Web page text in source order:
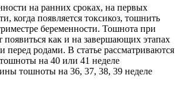
на ранних сроках, на первых
когда появляется токсикоз, тошнить
беременности. Тошнота при
появиться как и на завершающих этапах
перед родами. В статье рассматриваются
на 40 или 41 неделе
тошноты на 36, 37, 38, 39 неделе